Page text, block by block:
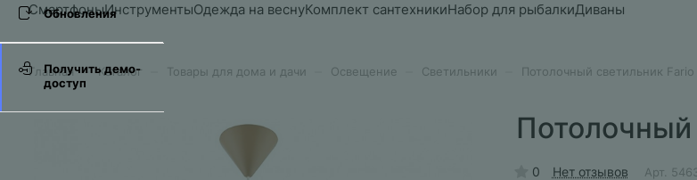
СмартфоныИнструментыОдежда на веснуКомплект сантехникиНабор для рыбалкиДиваны
Главная – Каталог Товары для дома и дачи Освещение Светильники Потолочный светильник Fario
Потолочный
0 Нет отзывов Арт.
Обновления
Получить демо-
доступ